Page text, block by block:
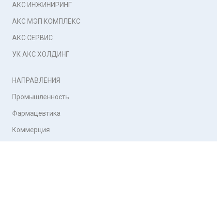
АКС ИНЖИНИРИНГ
АКС МЭП КОМПЛЕКС
АКС СЕРВИС
УК АКС ХОЛДИНГ
НАПРАВЛЕНИЯ
Промышленность
Фармацевтика
Коммерция